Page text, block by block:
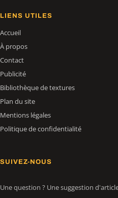
LIENS UTILES
Accueil
À propos
Contact
Publicité
Bibliothèque de textures
Plan du site
Mentions légales
Politique de confidentialité
SUIVEZ-NOUS
Une question ? Une suggestion